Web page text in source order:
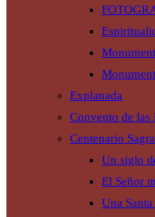
Explanada
Convento de las
Centenario
Un siglo
El Señor
Una